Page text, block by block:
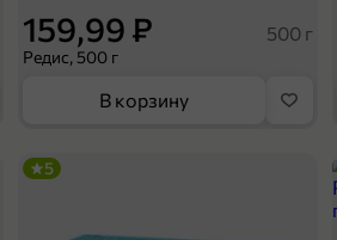
159,99 ₽ 500 г
Редис, 500 г
В корзину
5